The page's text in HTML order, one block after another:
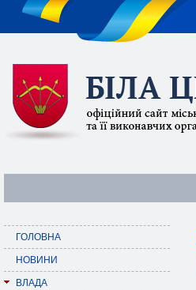
ГОЛОВНА
НОВИНИ
ВЛАДА